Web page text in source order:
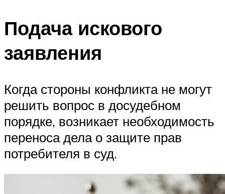
Подача искового
заявления
Когда стороны конфликта не могут
решить вопрос в досудебном
порядке, возникает необходимость
переноса дела о защите прав
потребителя в суд.